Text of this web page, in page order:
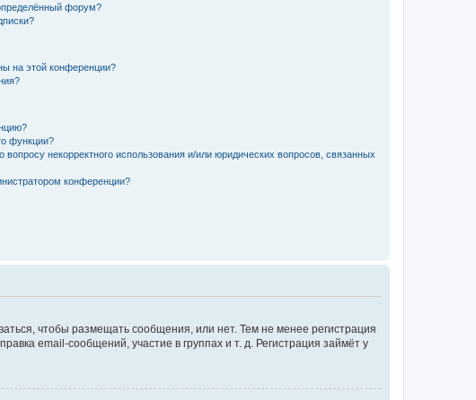
форум?
на этой конференции?
функции?
некорректного использования и/или юридических вопросов, связанных
конференции?
чтобы размещать сообщения, или нет. Тем не менее регистрация
email-сообщений, участие в группах и т. д. Регистрация займёт у